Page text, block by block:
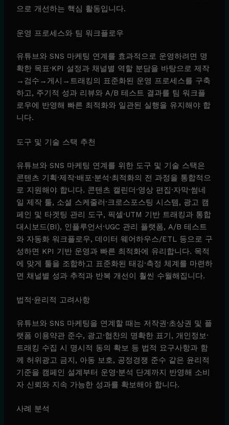
으로 개선하는 핵심 활동입니다.
운영 프로세스와 팀 워크플로우
유튜브와 SNS 마케팅 연계를 효과적으로 운영하려면 명
확한 목표·KPI 설정과 채널별 역할 분담을 바탕으로 제작
→검수→게시→트래킹의 표준화된 운영 프로세스를 구축
하고, 주기적 성과 리뷰와 A/B 테스트 결과를 팀 워크플
로우에 반영해 빠른 최적화와 일관된 실행을 유지해야 합
니다.
도구 및 기술 스택 추천
유튜브와 SNS 마케팅 연계를 위한 도구 및 기술 스택은
콘텐츠 기획·제작·배포·분석·최적화의 전 과정을 통합적으
로 지원해야 합니다. 콘텐츠 캘린더·영상 편집·자막·썸네
일 제작 툴, 소셜 스케줄러·크로스포스팅 시스템, 광고 캠
페인 및 타겟팅 관리 도구, 픽셀·UTM 기반 트래킹과 통합
대시보드(BI), 인플루언서·UGC 관리 플랫폼, A/B 테스트
와 자동화 워크플로우, 데이터 웨어하우스/ETL 등으로 구
성하면 KPI 기반 운영과 빠른 최적화에 유리합니다. 목적
에 맞게 툴을 조합하고 표준화된 태깅·측정 체계를 마련하
면 채널별 성과 추적과 반복 개선이 훨씬 수월해집니다.
법적·윤리적 고려사항
유튜브와 SNS 마케팅을 연계할 때는 저작권·초상권 및 플
랫폼 이용약관 준수, 광고·협찬의 명확한 표기, 개인정보·
트래킹 수집 시 명시적 동의 확보 등 법적 요구사항과 함
께 허위광고 금지, 아동 보호, 공정경쟁 준수 같은 윤리적
기준을 캠페인 설계부터 운영·분석 단계까지 반영해 소비
자 신뢰와 지속 가능한 성과를 확보해야 합니다.
사례 분석